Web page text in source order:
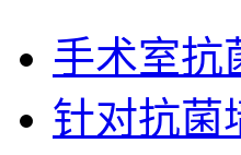
手术室抗
针对抗菌